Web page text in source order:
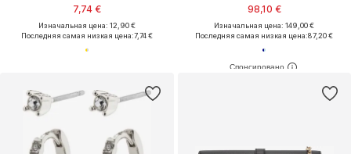
7,74 €
Изначальная цена: 12,90 €
Последняя самая низкая цена:7,74 €
98,10 €
Изначальная цена: 149,00 €
Последняя самая низкая цена:87,20 €